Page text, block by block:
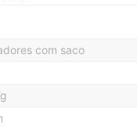
com saco